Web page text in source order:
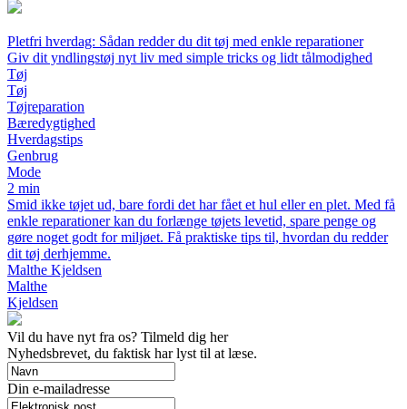
Pletfri hverdag: Sådan redder du dit tøj med enkle reparationer
Giv dit yndlingstøj nyt liv med simple tricks og lidt tålmodighed
Tøj
Tøj
Tøjreparation
Bæredygtighed
Hverdagstips
Genbrug
Mode
2 min
Smid ikke tøjet ud, bare fordi det har fået et hul eller en plet. Med få
enkle reparationer kan du forlænge tøjets levetid, spare penge og
gøre noget godt for miljøet. Få praktiske tips til, hvordan du redder
dit tøj derhjemme.
Malthe Kjeldsen
Malthe
Kjeldsen
Vil du have nyt fra os? Tilmeld dig her
Nyhedsbrevet, du faktisk har lyst til at læse.
Din e-mailadresse